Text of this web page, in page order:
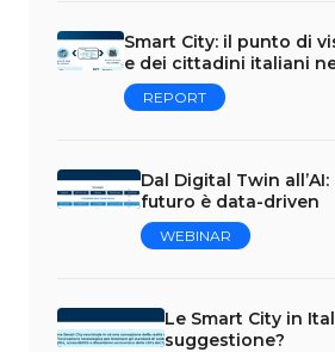
Smart City: il punto di
e dei cittadini italiani
REPORT
Dal Digital Twin
futuro è data-driven
WEBINAR
Le Smart City in
suggestione?